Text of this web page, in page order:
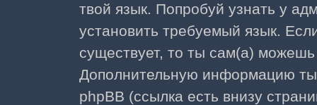
твой язык. Попробуй узнать у
установить требуемый язык.
существует, то ты сам(а)
Дополнительную информацию
phpBB (ссылка есть внизу